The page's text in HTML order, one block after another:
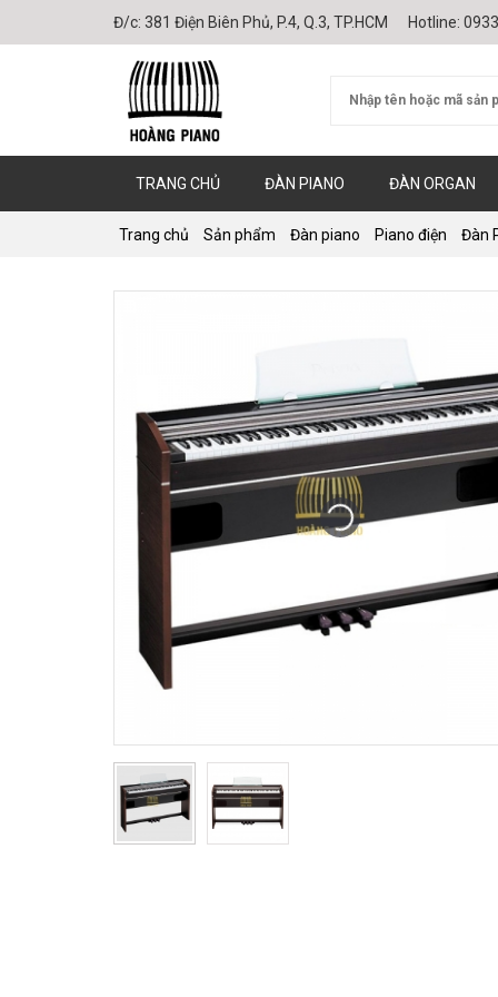
Đ/c: 381 Điện Biên Phủ, P.4, Q.3, TP.HCM Hotline:
TRANG CHỦ ĐÀN PIANO ĐÀN ORGAN
Trang chủ Sản phẩm Đàn piano Piano điện Đàn